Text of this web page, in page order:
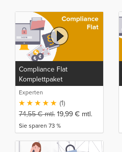
Compliance Flat
Komplettpaket
Experten
(1)
74,55€mtl. 19,99 € mtl.
Sie sparen 73 %